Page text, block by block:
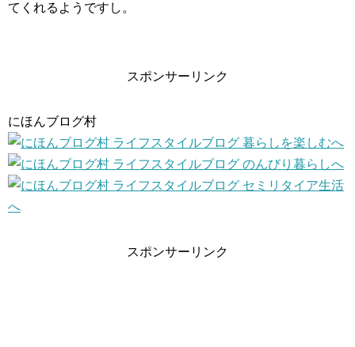
てくれるようですし。
スポンサーリンク
にほんブログ村
スポンサーリンク